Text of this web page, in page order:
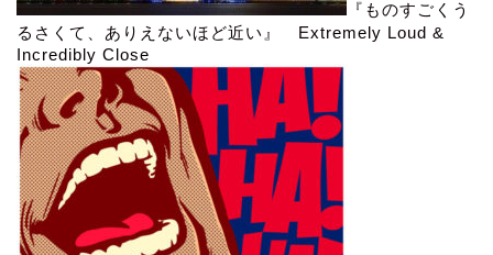
『ものすごくう
るさくて、ありえないほど近い』 Extremely Loud &
Incredibly Close